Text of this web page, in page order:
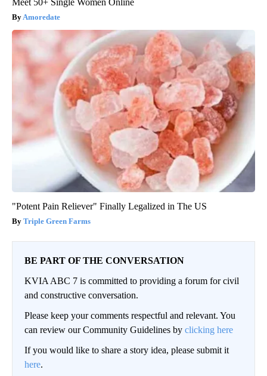
Meet 50+ Single Women Online
Amoredate
"Potent Pain Reliever" Finally Legalized in The US
Triple Green Farms
BE PART OF THE CONVERSATION
KVIA ABC 7 is committed to providing a forum for civil
and constructive conversation.
Please keep your comments respectful and relevant. You
can review our Community Guidelines by clicking here
If you would like to share a story idea, please submit it
here.